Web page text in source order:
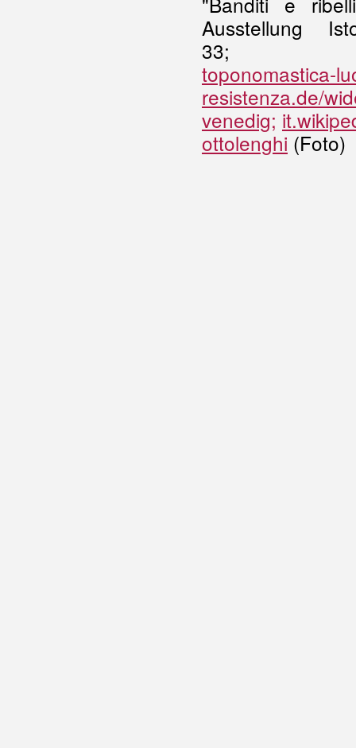
Ausstellung
toponomastica-
resistenza.de/
venedig;
ottolenghi (Foto)